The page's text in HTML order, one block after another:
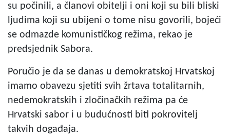
su počinili, a članovi obitelji i oni koji su bili bliski
ljudima koji su ubijeni o tome nisu govorili, bojeći
se odmazde komunističkog režima, rekao je
predsjednik Sabora.
Poručio je da se danas u demokratskoj Hrvatskoj
imamo obavezu sjetiti svih žrtava totalitarnih,
nedemokratskih i zločinačkih režima pa će
Hrvatski sabor i u budućnosti biti pokrovitelj
takvih događaja.